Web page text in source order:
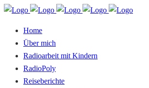
Home
Über mich
Radioarbeit mit Kindern
RadioPoly
Reiseberichte